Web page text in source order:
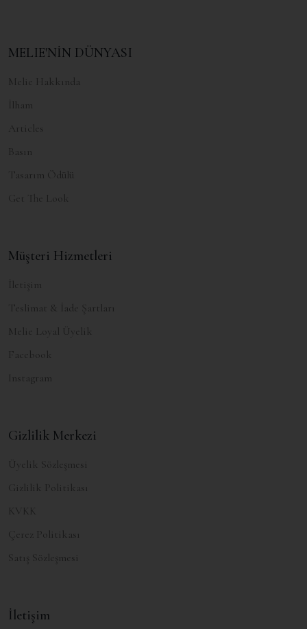
MELIE'NİN DÜNYASI
Melie Hakkında
İlham
Articles
Basın
Tasarım Ödülü
Get The Look
Müşteri Hizmetleri
İletişim
Teslimat & İade Şartları
Melie Loyal Üyelik
Facebook
Instagram
Gizlilik Merkezi
Üyelik Sözleşmesi
Gizlilik Politikası
KVKK
Çerez Politikası
Satış Sözleşmesi
İletişim